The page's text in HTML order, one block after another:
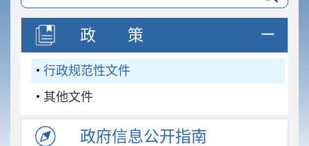
政 策
行政规范性文件
其他文件
政府信息公开指南